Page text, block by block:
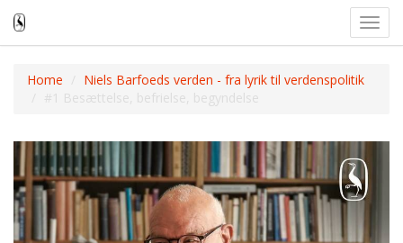
Home
Niels Barfoeds verden - fra lyrik til verdenspolitik
#1 Besættelse, befrielse, begyndelse